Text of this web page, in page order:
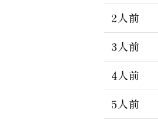
2人前
3人前
4人前
5人前